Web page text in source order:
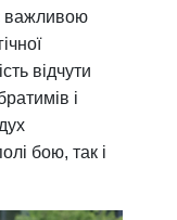
важливою
відчути
і
бою, так і